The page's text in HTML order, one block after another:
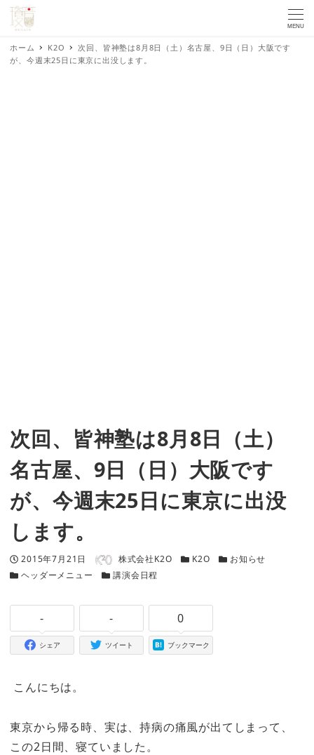
MENU
ホーム K2O
次回、皆神塾は8月8日（土）名古屋、9日（日）大阪です
が、今週末25日に東京に出没します。
次回、皆神塾は8月8日（土）
名古屋、9日（日）大阪です
が、今週末25日に東京に出没
します。
投稿日
2015年7月21日 著者 株式会社K2O カテゴリー
K2O カテゴリー
お知らせ
カテゴリー
ヘッダーメニュー カテゴリー
講演会日程
-
シェア
-
ツイート
0
ブックマーク
こんにちは。
東京から帰る時、実は、持病の痛風が出てしまって、
この2日間、寝ていました。